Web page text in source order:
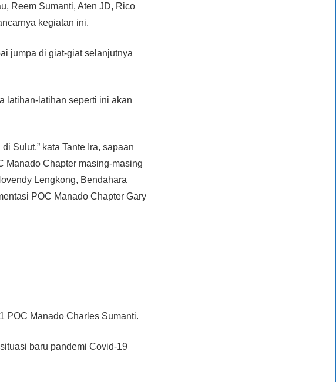
Reem Sumanti, Aten JD, Rico
kegiatan ini.
jumpa di giat-giat selanjutnya
latihan-latihan seperti ini akan
Sulut,” kata Tante Ira, sapaan
Manado Chapter masing-masing
Lengkong, Bendahara
POC Manado Chapter Gary
POC Manado Charles Sumanti.
baru pandemi Covid-19